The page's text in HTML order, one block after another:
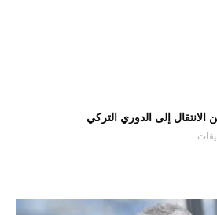
إلى الدوري التركي